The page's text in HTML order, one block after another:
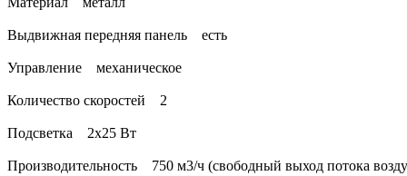
Выдвижная передняя панель есть
Управление механическое
Количество скоростей 2
Подсветка 2x25 Вт
Производительность 750 м3/ч (свободный выход потока